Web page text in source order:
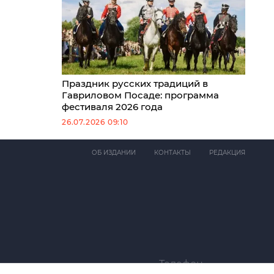
Праздник русских традиций в
Гавриловом Посаде: программа
фестиваля 2026 года
26.07.2026 09:10
ОБ ИЗДАНИИ КОНТАКТЫ РЕДАКЦИЯ
Телефон